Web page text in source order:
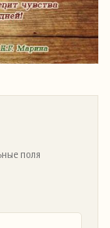
поля